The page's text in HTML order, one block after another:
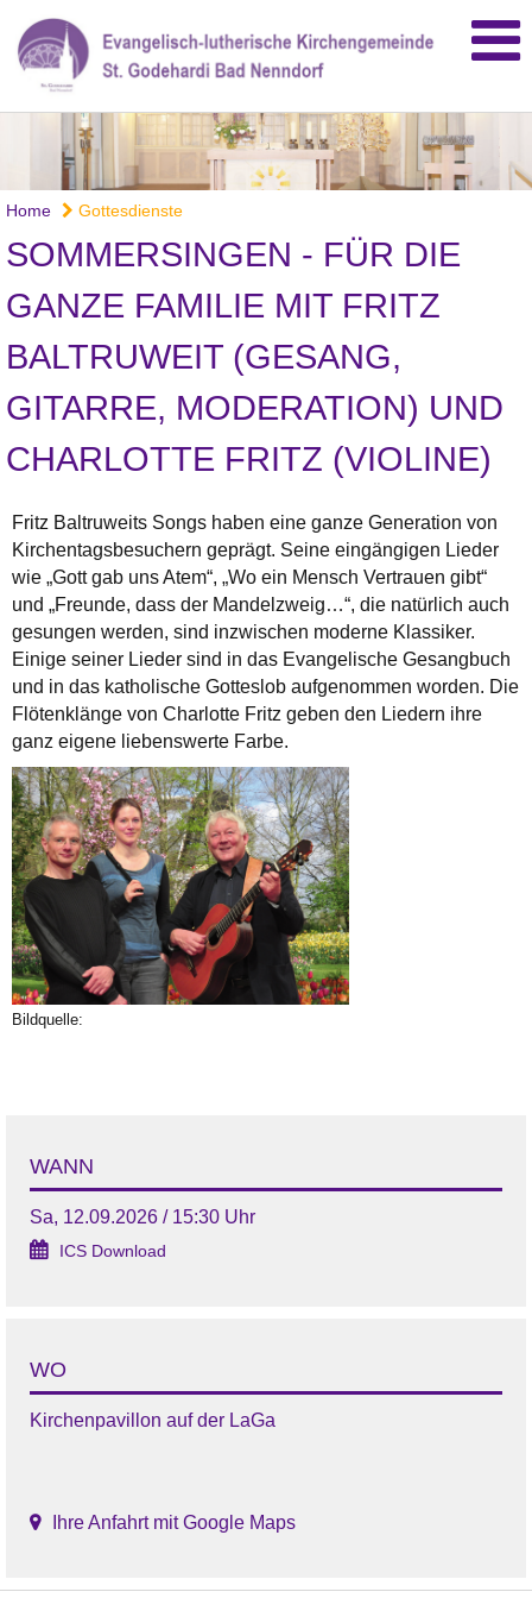
Home Gottesdienste
SOMMERSINGEN - FÜR DIE
GANZE FAMILIE MIT FRITZ
BALTRUWEIT (GESANG,
GITARRE, MODERATION) UND
CHARLOTTE FRITZ (VIOLINE)
Fritz Baltruweits Songs haben eine ganze Generation von
Kirchentagsbesuchern geprägt. Seine eingängigen Lieder
wie „Gott gab uns Atem“, „Wo ein Mensch Vertrauen gibt“
und „Freunde, dass der Mandelzweig…“, die natürlich auch
gesungen werden, sind inzwischen moderne Klassiker.
Einige seiner Lieder sind in das Evangelische Gesangbuch
und in das katholische Gotteslob aufgenommen worden. Die
Flötenklänge von Charlotte Fritz geben den Liedern ihre
ganz eigene liebenswerte Farbe.
Bildquelle:
WANN
Sa, 12.09.2026 / 15:30 Uhr
ICS Download
WO
Kirchenpavillon auf der LaGa
Ihre Anfahrt mit Google Maps